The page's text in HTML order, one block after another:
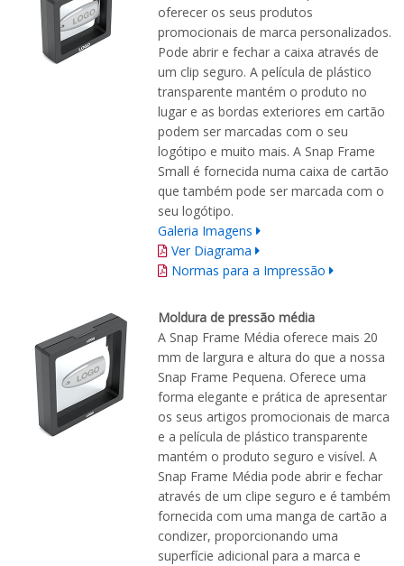
oferecer os seus produtos
promocionais de marca personalizados.
Pode abrir e fechar a caixa através de
um clip seguro. A película de plástico
transparente mantém o produto no
lugar e as bordas exteriores em cartão
podem ser marcadas com o seu
logótipo e muito mais. A Snap Frame
Small é fornecida numa caixa de cartão
que também pode ser marcada com o
seu logótipo.
Galeria Imagens
Ver Diagrama
Normas para a Impressão
Moldura de pressão média
A Snap Frame Média oferece mais 20
mm de largura e altura do que a nossa
Snap Frame Pequena. Oferece uma
forma elegante e prática de apresentar
os seus artigos promocionais de marca
e a película de plástico transparente
mantém o produto seguro e visível. A
Snap Frame Média pode abrir e fechar
através de um clipe seguro e é também
fornecida com uma manga de cartão a
condizer, proporcionando uma
superfície adicional para a marca e